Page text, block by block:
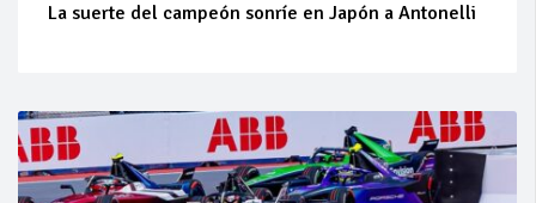
La suerte del campeón sonríe en Japón a Antonelli